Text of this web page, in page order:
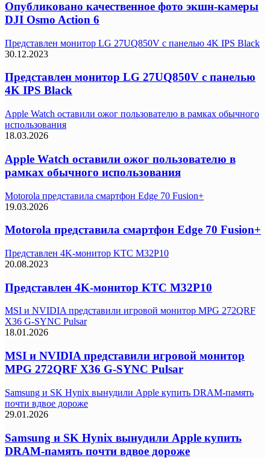
Опубликовано качественное фото экшн-камеры
DJI Osmo Action 6
Представлен монитор LG 27UQ850V с панелью 4K IPS Black
30.12.2023
Представлен монитор LG 27UQ850V с панелью
4K IPS Black
Apple Watch оставили ожог пользователю в рамках обычного
использования
18.03.2026
Apple Watch оставили ожог пользователю в
рамках обычного использования
Motorola представила смартфон Edge 70 Fusion+
19.03.2026
Motorola представила смартфон Edge 70 Fusion+
Представлен 4K-монитор KTC M32P10
20.08.2023
Представлен 4K-монитор KTC M32P10
MSI и NVIDIA представили игровой монитор MPG 272QRF
X36 G-SYNC Pulsar
18.01.2026
MSI и NVIDIA представили игровой монитор
MPG 272QRF X36 G-SYNC Pulsar
Samsung и SK Hynix вынудили Apple купить DRAM-память
почти вдвое дороже
29.01.2026
Samsung и SK Hynix вынудили Apple купить
DRAM-память почти вдвое дороже